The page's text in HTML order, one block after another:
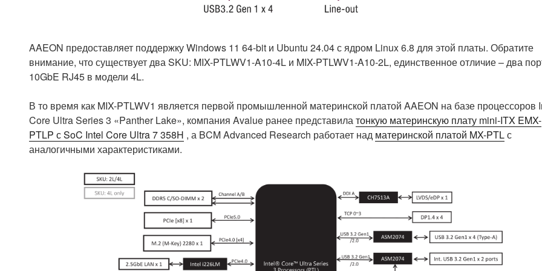
AAEON предоставляет поддержку Windows 11 64-bit и Ubuntu 24.04 с ядром Linux 6.8 для этой платы. Обратите
внимание, что существует два SKU: MIX-PTLWV1-A10-4L и MIX-PTLWV1-A10-2L, единственное отличие – два
10GbE RJ45 в модели 4L.
В то время как MIX-PTLWV1 является первой промышленной материнской платой AAEON на базе процессоров
Core Ultra Series 3 «Panther Lake», компания Avalue ранее представила тонкую материнскую плату mini-ITX EMX-
PTLP с SoC Intel Core Ultra 7 358H , а BCM Advanced Research работает над материнской платой MX-PTLс
аналогичными характеристиками.